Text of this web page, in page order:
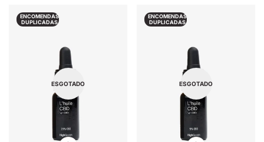
ENCOMENDAS
DUPLICADAS
ESGOTADO
ENCOMENDAS
DUPLICADAS
ESGOTADO